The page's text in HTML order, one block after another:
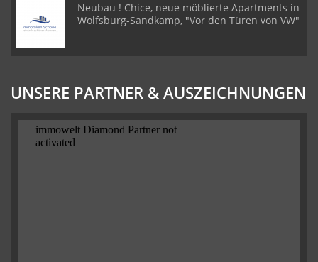
Neubau ! Chice, neue möblierte Apartments in
Wolfsburg-Sandkamp, "Vor den Türen von VW"
UNSERE PARTNER & AUSZEICHNUNGEN